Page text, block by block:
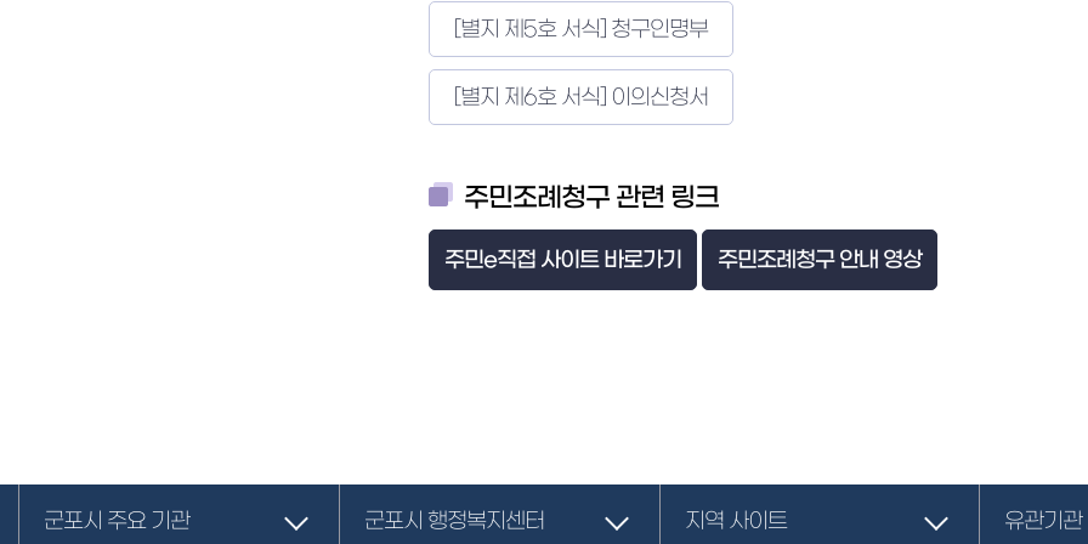
[별지 제5호 서식] 청구인명부
[별지 제6호 서식] 이의신청서
주민조례청구 관련 링크
주민e직접 사이트 바로가기 주민조례청구 안내 영상
군포시 주요 기관 군포시 행정복지센터 지역 사이트 유관기관